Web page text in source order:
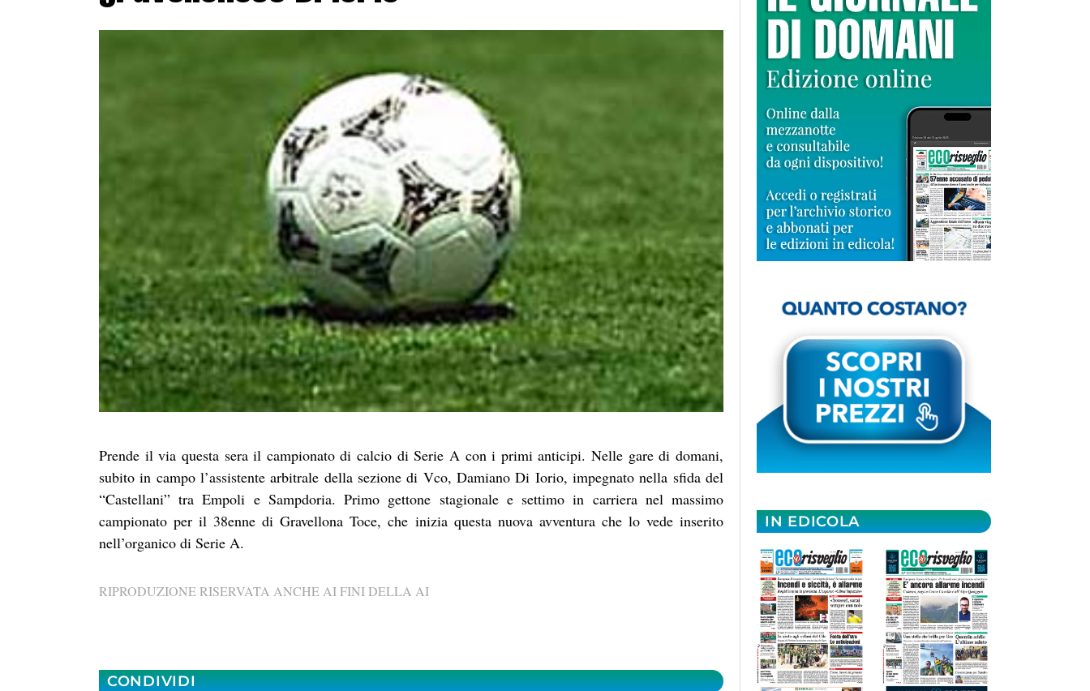
Prende il via questa sera il campionato di calcio di Serie A con i primi anticipi. Nelle gare di domani,
subito in campo l’assistente arbitrale della sezione di Vco, Damiano Di Iorio, impegnato nella sfida del
“Castellani” tra Empoli e Sampdoria. Primo gettone stagionale e settimo in carriera nel massimo
campionato per il 38enne di Gravellona Toce, che inizia questa nuova avventura che lo vede inserito
nell’organico di Serie A.
RIPRODUZIONE RISERVATA ANCHE AI FINI DELLA AI
CONDIVIDI
IN EDICOLA